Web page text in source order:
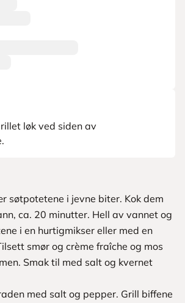
løk ved siden av
søtpotetene i jevne biter. Kok dem
ca. 20 minutter. Hell av vannet og
i en hurtigmikser eller med en
smør og crème fraîche og mos
Smak til med salt og kvernet
med salt og pepper. Grill biffene